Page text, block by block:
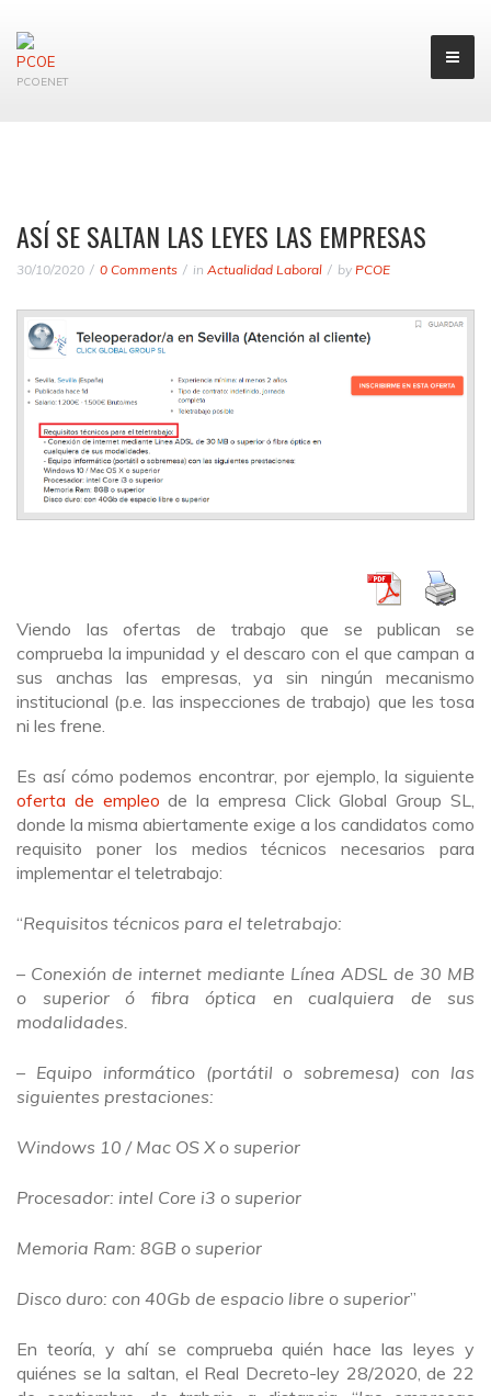
PCOENET
ASÍ SE SALTAN LAS LEYES LAS EMPRESAS
30/10/2020 0 Comments in Actualidad Laboral by PCOE
Viendo las ofertas de trabajo que se publican se
comprueba la impunidad y el descaro con el que campan a
sus anchas las empresas, ya sin ningún mecanismo
institucional (p.e. las inspecciones de trabajo) que les tosa
ni les frene.
Es así cómo podemos encontrar, por ejemplo, la siguiente
oferta de empleo de la empresa Click Global Group SL,
donde la misma abiertamente exige a los candidatos como
requisito poner los medios técnicos necesarios para
implementar el teletrabajo:
“Requisitos técnicos para el teletrabajo:
– Conexión de internet mediante Línea ADSL de 30 MB
o superior ó fibra óptica en cualquiera de sus
modalidades.
– Equipo informático (portátil o sobremesa) con las
siguientes prestaciones:
Windows 10 / Mac OS X o superior
Procesador: intel Core i3 o superior
Memoria Ram: 8GB o superior
Disco duro: con 40Gb de espacio libre o superior”
En teoría, y ahí se comprueba quién hace las leyes y
quiénes se la saltan, el Real Decreto-ley 28/2020, de 22